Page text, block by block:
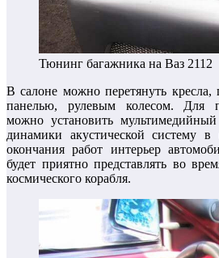
Тюнинг багажника на Ваз 2112
В салоне можно перетянуть кресла,
панелью, рулевым колесом. Для
можно установить
динамики акустической систему
окончания работ интерьер
будет приятно представлять во
космического корабля.